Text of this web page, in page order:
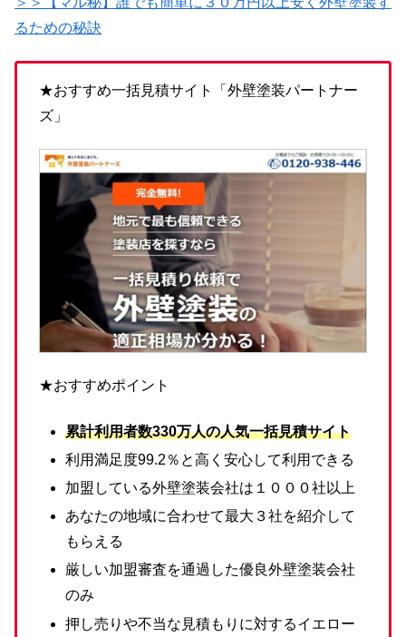
るための秘訣
★おすすめ一括見積サイト「外壁塗装パートナー
ズ」
★おすすめポイント
累計利用者数330万人の人気一括見積サイト
利用満足度99.2％と高く安心して利用できる
加盟している外壁塗装会社は１０００社以上
あなたの地域に合わせて最大３社を紹介して
もらえる
厳しい加盟審査を通過した優良外壁塗装会社
のみ
押し売りや不当な見積もりに対するイエロー